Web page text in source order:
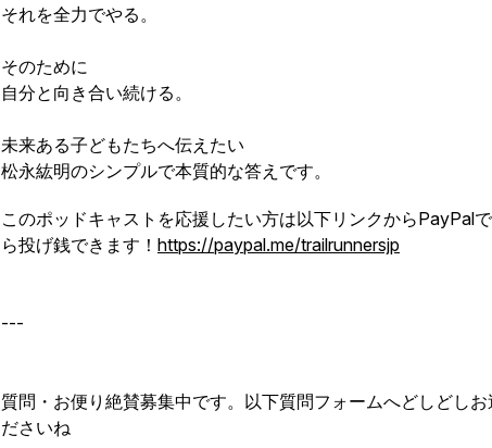
それを全力でやる。
そのために
自分と向き合い続ける。
未来ある子どもたちへ伝えたい
松永紘明のシンプルで本質的な答えです。
このポッドキャストを応援したい方は以下リンクからPayPal
ら投げ銭できます！ https://paypal.me/trailrunnersjp
---
質問・お便り絶賛募集中です。以下質問フォームへどしどしお
ださいね